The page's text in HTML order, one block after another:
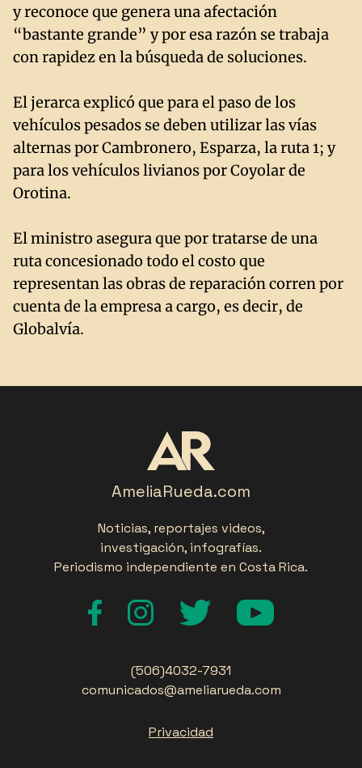
y reconoce que genera una afectación
“bastante grande” y por esa razón se trabaja
con rapidez en la búsqueda de soluciones.
El jerarca explicó que para el paso de los
vehículos pesados se deben utilizar las vías
alternas por Cambronero, Esparza, la ruta 1; y
para los vehículos livianos por Coyolar de
Orotina.
El ministro asegura que por tratarse de una
ruta concesionado todo el costo que
representan las obras de reparación corren por
cuenta de la empresa a cargo, es decir, de
Globalvía.
AmeliaRueda.com
Noticias, reportajes videos,
investigación, infografías.
Periodismo independiente en Costa Rica.
(506)4032-7931
comunicados@ameliarueda.com
Privacidad